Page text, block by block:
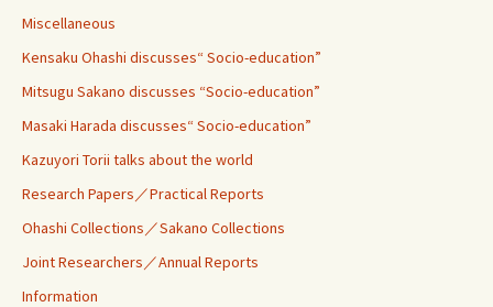
Miscellaneous
Kensaku Ohashi discusses“ Socio-education”
Mitsugu Sakano discusses “Socio-education”
Masaki Harada discusses“ Socio-education”
Kazuyori Torii talks about the world
Research Papers／Practical Reports
Ohashi Collections／Sakano Collections
Joint Researchers／Annual Reports
Information